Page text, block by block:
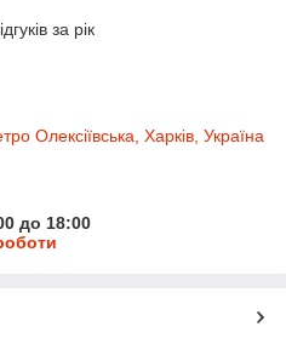
за рік
Олексіївська, Харків, Україна
до 18:00